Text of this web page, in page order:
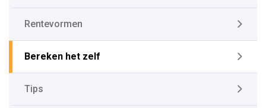
Rentevormen
Bereken het zelf
Tips